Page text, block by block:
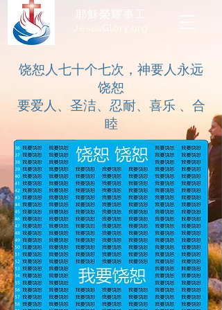
耶穌榮耀事工
饶恕人七十个七次，神要人永远
饶恕
要爱人、圣洁、忍耐、喜乐 、合
睦